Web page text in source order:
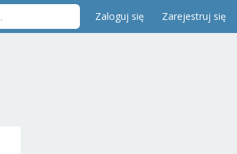
Zaloguj się Zarejestruj się